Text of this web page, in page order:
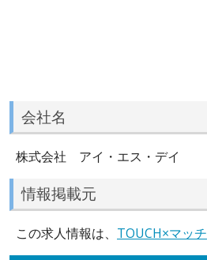
会社名
株式会社 アイ・エス・デイ
情報掲載元
この求人情報は、 TOUCH×マッチ